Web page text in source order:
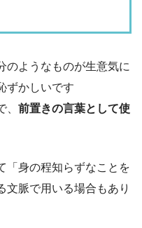
のようなものが生意気に
ずかしいです
前置きの言葉として使
「身の程知らずなことを
文脈で用いる場合もあり